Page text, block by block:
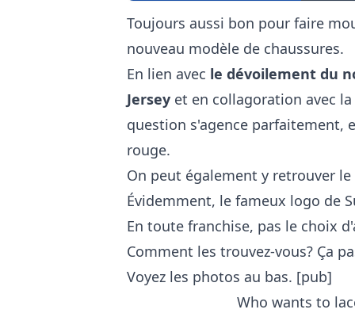
Toujours aussi bon pour faire
nouveau modèle de chaussures.
En lien avec le dévoilement du
Jersey et en collagoration avec
question s'agence parfaitement,
rouge.
On peut également y retrouver
Évidemment, le fameux logo de
En toute franchise, pas le choix
Comment les trouvez-vous? Ça
Voyez les photos au bas. [pub]
Who wants to